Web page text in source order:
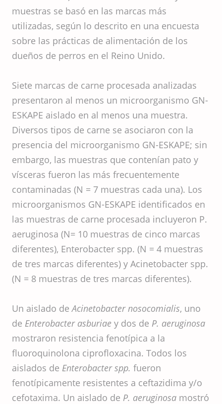
muestras se basó en las marcas más
utilizadas, según lo descrito en una encuesta
sobre las prácticas de alimentación de los
dueños de perros en el Reino Unido.
Siete marcas de carne procesada analizadas
presentaron al menos un microorganismo GN-
ESKAPE aislado en al menos una muestra.
Diversos tipos de carne se asociaron con la
presencia del microorganismo GN-ESKAPE; sin
embargo, las muestras que contenían pato y
vísceras fueron las más frecuentemente
contaminadas (N = 7 muestras cada una). Los
microorganismos GN-ESKAPE identificados en
las muestras de carne procesada incluyeron P.
aeruginosa (N= 10 muestras de cinco marcas
diferentes), Enterobacter spp. (N = 4 muestras
de tres marcas diferentes) y Acinetobacter spp.
(N = 8 muestras de tres marcas diferentes).
Un aislado deAcinetobacter nosocomialis, uno
de Enterobacter asburiae y dos de P. aeruginosa
mostraron resistencia fenotípica a la
fluoroquinolona ciprofloxacina. Todos los
aislados de Enterobacter spp. fueron
fenotípicamente resistentes a ceftazidima y/o
cefotaxima. Un aislado de P. aeruginosa mostró